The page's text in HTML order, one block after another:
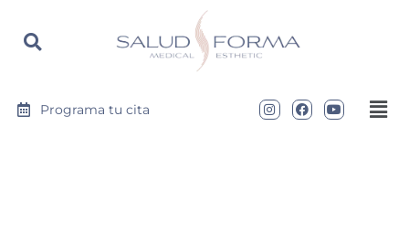
https://saludyformamedical.com
Programa tu cita